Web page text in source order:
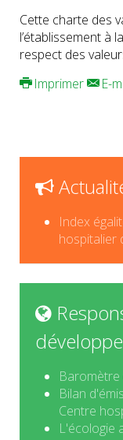
Cette charte des
l’établissement à
respect des
Imprimer
E-
Index
hospitalier
Bilan
Centre
L'écologie